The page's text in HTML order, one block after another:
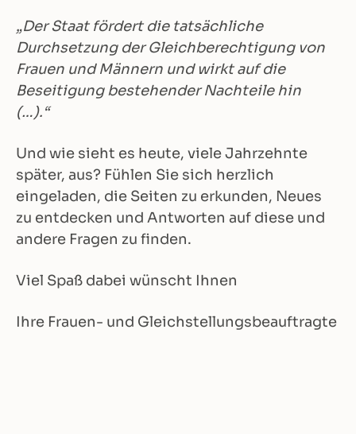
„Der Staat fördert die tatsächliche
Durchsetzung der Gleichberechtigung von
Frauen und Männern und wirkt auf die
Beseitigung bestehender Nachteile hin
(…).“
Und wie sieht es heute, viele Jahrzehnte
später, aus? Fühlen Sie sich herzlich
eingeladen, die Seiten zu erkunden, Neues
zu entdecken und Antworten auf diese und
andere Fragen zu finden.
Viel Spaß dabei wünscht Ihnen
Ihre Frauen- und Gleichstellungsbeauftragte